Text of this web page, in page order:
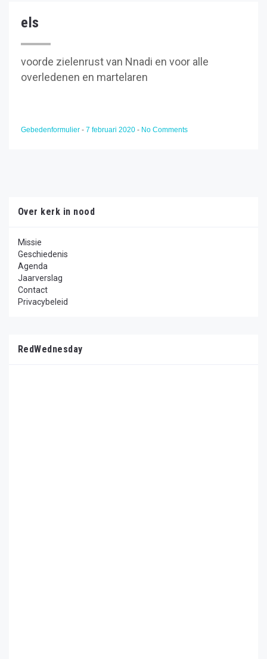
els
voorde zielenrust van Nnadi en voor alle
overledenen en martelaren
Gebedenformulier - 7 februari 2020 - No Comments
Over kerk in nood
Missie
Geschiedenis
Agenda
Jaarverslag
Contact
Privacybeleid
RedWednesday